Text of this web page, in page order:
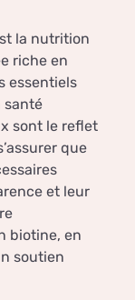
la nutrition
riche en
essentiels
santé
sont le reflet
que
et leur
biotine, en
soutien